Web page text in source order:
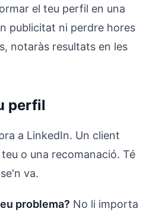
el teu perfil en una
publicitat ni perdre hores
notaràs resultats en les
perfil
a LinkedIn. Un client
o una recomanació. Té
va.
problema? No li importa